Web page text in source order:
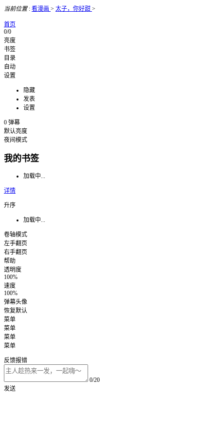
当前位置: 看漫画 > 太子，你好甜 >
首页
0/0
亮度
书签
目录
自动
设置
隐藏
发表
设置
0 弹幕
默认亮度
夜间模式
我的书签
加载中...
详情
升序
加载中...
卷轴模式
左手翻页
右手翻页
帮助
透明度
100%
速度
100%
弹幕头像
恢复默认
菜单
菜单
菜单
菜单
反馈报错
0/20
发送